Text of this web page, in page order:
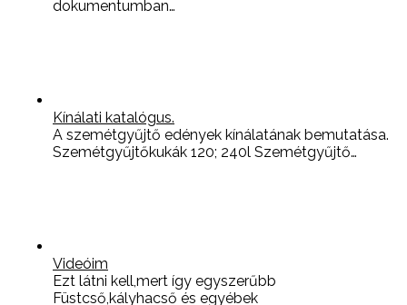
dokumentumban…
Kínálati katalógus.
A szemétgyűjtő edények kínálatának bemutatása.
Szemétgyűjtőkukák 120; 240l Szemétgyűjtő…
Videóim
Ezt látni kell,mert így egyszerűbb
Füstcső,kályhacső és egyébek